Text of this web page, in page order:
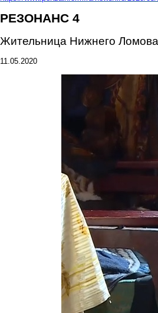
РЕЗОНАНС 4
Жительница Нижнего
11.05.2020